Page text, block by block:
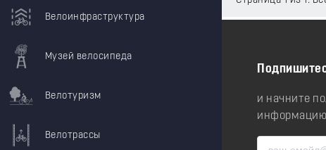
Велоинфраструктура
Музей велосипеда
Велотуризм
Велотрассы
и начните
информацию